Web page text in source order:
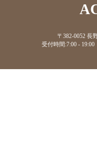
〒382-0052 長
受付時間:7:00 - 19:00